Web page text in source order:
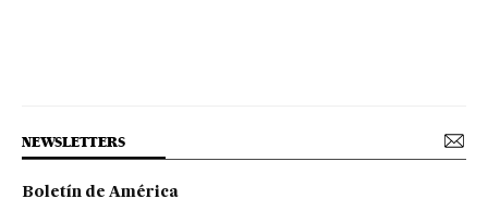
NEWSLETTERS
Boletín de América